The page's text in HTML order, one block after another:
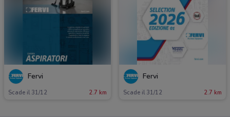
Fervi
Scade il 31/12 2.7 km
Fervi
Scade il 31/12 2.7 km